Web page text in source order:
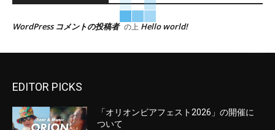
WordPress コメントの投稿者 の上 Hello world!
EDITOR PICKS
「オリオンビアフェスト2026」の開催に
ついて